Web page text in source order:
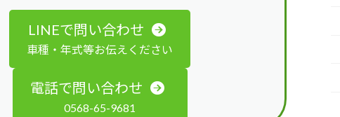
LINEで問い合わせ
車種・年式等お伝えください
電話で問い合わせ
0568-65-9681